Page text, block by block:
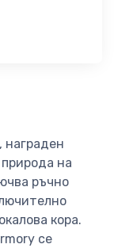
награден
на
ръчно
кора.
се